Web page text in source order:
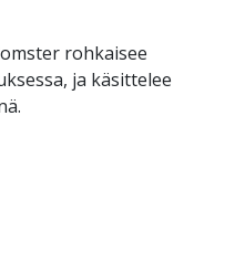
rohkaisee
ja käsittelee